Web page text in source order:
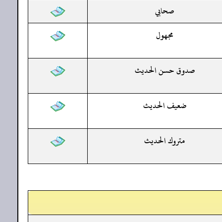
صحابي
مجهول
صدوق حسن الحديث
ضعيف الحديث
متروك الحديث